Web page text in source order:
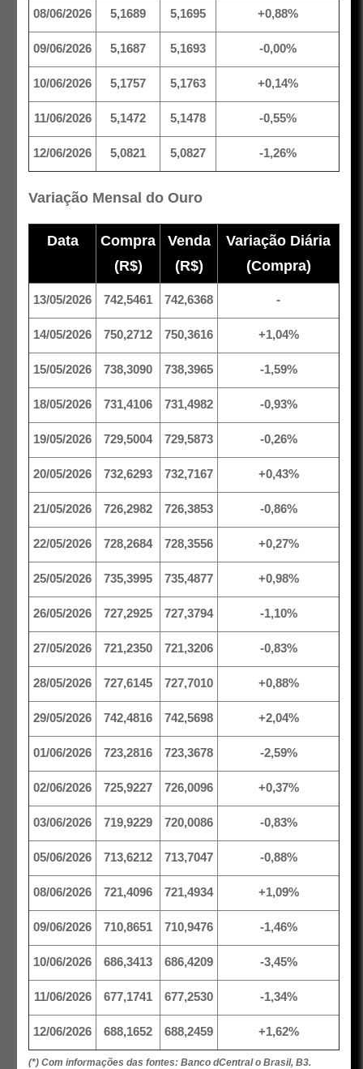
08/06/2026 5,1689 5,1695 +0,88%
09/06/2026 5,1687 5,1693 -0,00%
10/06/2026 5,1757 5,1763 +0,14%
11/06/2026 5,1472 5,1478 -0,55%
12/06/2026 5,0821 5,0827 -1,26%
Variação Mensal do Ouro
Data
Compra
(R$)
Venda
(R$)
Variação Diária
(Compra)
13/05/2026 742,5461 742,6368 -
14/05/2026 750,2712 750,3616 +1,04%
15/05/2026 738,3090 738,3965 -1,59%
18/05/2026 731,4106 731,4982 -0,93%
19/05/2026 729,5004 729,5873 -0,26%
20/05/2026 732,6293 732,7167 +0,43%
21/05/2026 726,2982 726,3853 -0,86%
22/05/2026 728,2684 728,3556 +0,27%
25/05/2026 735,3995 735,4877 +0,98%
26/05/2026 727,2925 727,3794 -1,10%
27/05/2026 721,2350 721,3206 -0,83%
28/05/2026 727,6145 727,7010 +0,88%
29/05/2026 742,4816 742,5698 +2,04%
01/06/2026 723,2816 723,3678 -2,59%
02/06/2026 725,9227 726,0096 +0,37%
03/06/2026 719,9229 720,0086 -0,83%
05/06/2026 713,6212 713,7047 -0,88%
08/06/2026 721,4096 721,4934 +1,09%
09/06/2026 710,8651 710,9476 -1,46%
10/06/2026 686,3413 686,4209 -3,45%
11/06/2026 677,1741 677,2530 -1,34%
12/06/2026 688,1652 688,2459 +1,62%
(*) Com informações das fontes: Banco dCentral o Brasil, B3.